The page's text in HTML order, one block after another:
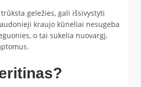
trūksta geležies, gali išsivystyti
kraujo kūneliai nesugeba
o tai sukelia nuovargį,